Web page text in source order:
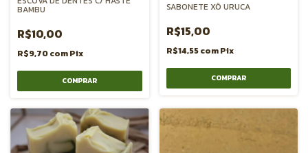
BAMBU
R$10,00
R$9,70comPix
COMPRAR
SABONETE XÔ URUCA
R$15,00
R$14,55comPix